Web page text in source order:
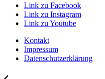
Link zu Facebook
Link zu Instagram
Link zu Youtube
Kontakt
Impressum
Datenschutzerklärung